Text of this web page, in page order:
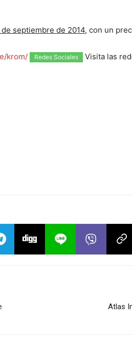
septiembre de 2014, con un
krom/ Redes Sociales Visita las
Atlas